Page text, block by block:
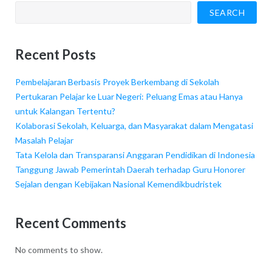
SEARCH
Recent Posts
Pembelajaran Berbasis Proyek Berkembang di Sekolah
Pertukaran Pelajar ke Luar Negeri: Peluang Emas atau Hanya
untuk Kalangan Tertentu?
Kolaborasi Sekolah, Keluarga, dan Masyarakat dalam Mengatasi
Masalah Pelajar
Tata Kelola dan Transparansi Anggaran Pendidikan di Indonesia
Tanggung Jawab Pemerintah Daerah terhadap Guru Honorer
Sejalan dengan Kebijakan Nasional Kemendikbudristek
Recent Comments
No comments to show.